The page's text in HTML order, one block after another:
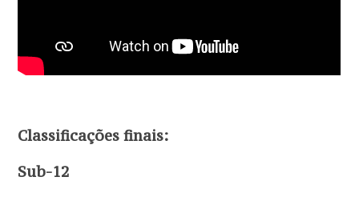
Classificações finais:
Sub-12